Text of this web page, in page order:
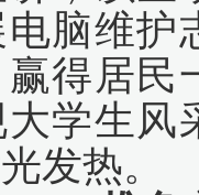
脑维护
得居民
学生风
发热。